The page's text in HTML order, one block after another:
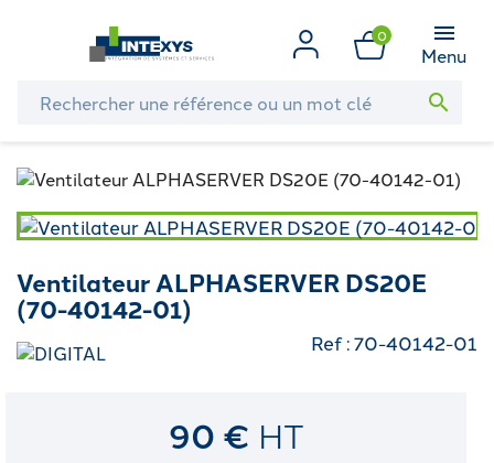
0
Menu
search
Ventilateur ALPHASERVER DS20E
(70-40142-01)
Ref : 70-40142-01
90 € HT